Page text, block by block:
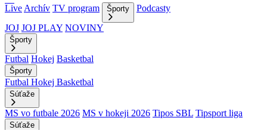
Live Archív TV program Športy
Podcasty
JOJ JOJ PLAY NOVINY
Športy
Futbal Hokej Basketbal
Športy
Futbal Hokej Basketbal
Súťaže
MS vo futbale 2026 MS v hokeji 2026 Tipos SBL Tipsport liga
Súťaže